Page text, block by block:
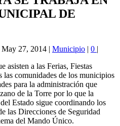
DE
May 27, 2014 | Municipio | 0 |
asisten a las Ferias, Fiestas
las comunidades de los municipios
para la administración que
de la Torre por lo que la
Estado sigue coordinando los
las Direcciones de Seguridad
del Mando Único.